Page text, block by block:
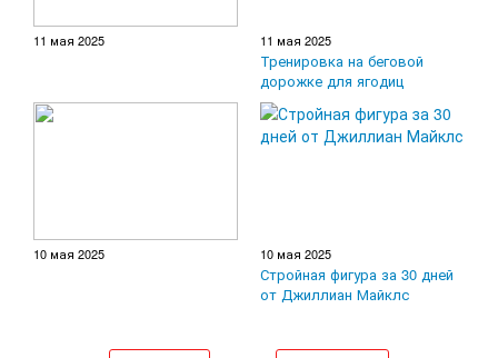
11 мая 2025 11 мая 2025
Тренировка на беговой
дорожке для ягодиц
10 мая 2025 10 мая 2025
Стройная фигура за 30 дней
от Джиллиан Майклс